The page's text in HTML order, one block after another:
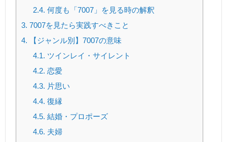
2.4. 何度も「7007」を見る時の解釈
3. 7007を見たら実践すべきこと
4. 【ジャンル別】7007の意味
4.1. ツインレイ・サイレント
4.2. 恋愛
4.3. 片思い
4.4. 復縁
4.5. 結婚・プロポーズ
4.6. 夫婦